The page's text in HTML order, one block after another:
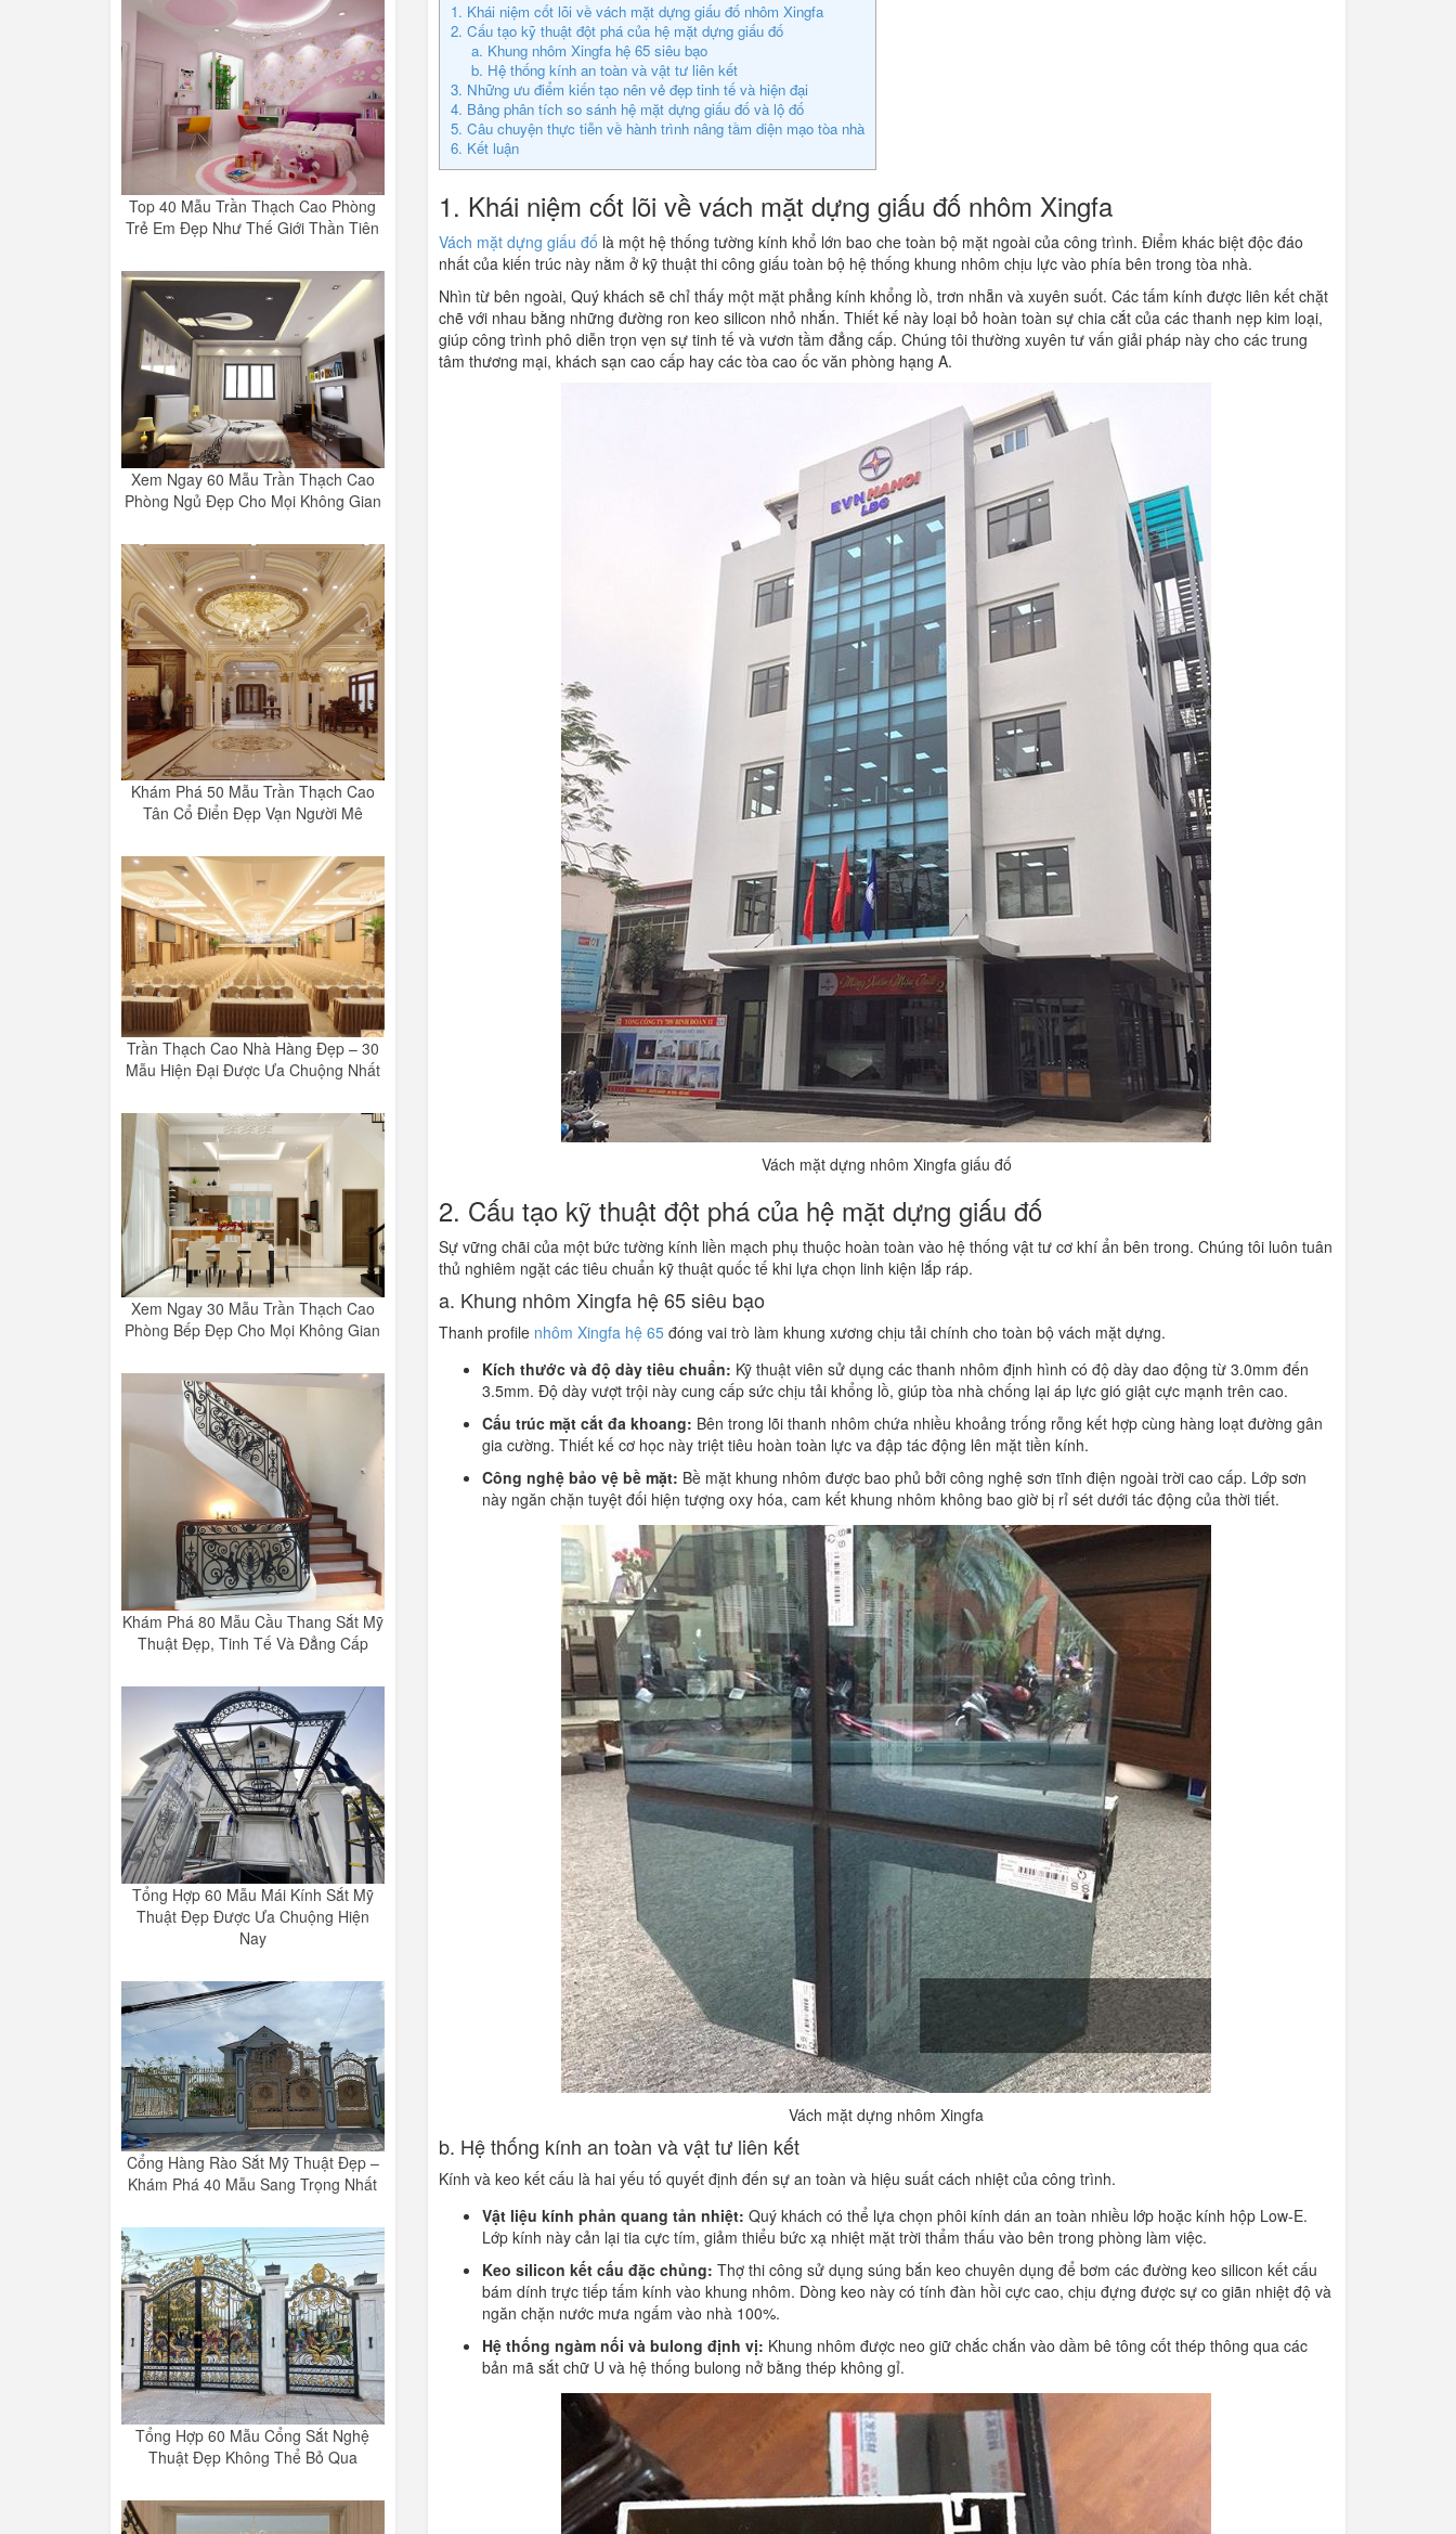
Top 40 Mẫu Trần Thạch Cao Phòng
Trẻ Em Đẹp Như Thế Giới Thần Tiên
Xem Ngay 60 Mẫu Trần Thạch Cao
Phòng Ngủ Đẹp Cho Mọi Không Gian
Khám Phá 50 Mẫu Trần Thạch Cao
Tân Cổ Điển Đẹp Vạn Người Mê
Trần Thạch Cao Nhà Hàng Đẹp – 30
Mẫu Hiện Đại Được Ưa Chuộng Nhất
Xem Ngay 30 Mẫu Trần Thạch Cao
Phòng Bếp Đẹp Cho Mọi Không Gian
Khám Phá 80 Mẫu Cầu Thang Sắt Mỹ
Thuật Đẹp, Tinh Tế Và Đẳng Cấp
Tổng Hợp 60 Mẫu Mái Kính Sắt Mỹ
Thuật Đẹp Được Ưa Chuộng Hiện
Nay
Cổng Hàng Rào Sắt Mỹ Thuật Đẹp –
Khám Phá 40 Mẫu Sang Trọng Nhất
Tổng Hợp 60 Mẫu Cổng Sắt Nghệ
Thuật Đẹp Không Thể Bỏ Qua
1. Khái niệm cốt lõi về vách mặt dựng giấu đố nhôm Xingfa
2. Cấu tạo kỹ thuật đột phá của hệ mặt dựng giấu đố
a. Khung nhôm Xingfa hệ 65 siêu bạo
b. Hệ thống kính an toàn và vật tư liên kết
3. Những ưu điểm kiến tạo nên vẻ đẹp tinh tế và hiện đại
4. Bảng phân tích so sánh hệ mặt dựng giấu đố và lộ đố
5. Câu chuyện thực tiễn về hành trình nâng tầm diện mạo tòa nhà
6. Kết luận
1. Khái niệm cốt lõi về vách mặt dựng giấu đố nhôm Xingfa
Vách mặt dựng giấu đố là một hệ thống tường kính khổ lớn bao che toàn bộ mặt ngoài của công trình. Điểm khác biệt độc đáo
nhất của kiến trúc này nằm ở kỹ thuật thi công giấu toàn bộ hệ thống khung nhôm chịu lực vào phía bên trong tòa nhà.
Nhìn từ bên ngoài, Quý khách sẽ chỉ thấy một mặt phẳng kính khổng lồ, trơn nhẵn và xuyên suốt. Các tấm kính được liên kết chặt
chẽ với nhau bằng những đường ron keo silicon nhỏ nhắn. Thiết kế này loại bỏ hoàn toàn sự chia cắt của các thanh nẹp kim loại,
giúp công trình phô diễn trọn vẹn sự tinh tế và vươn tầm đẳng cấp. Chúng tôi thường xuyên tư vấn giải pháp này cho các trung
tâm thương mại, khách sạn cao cấp hay các tòa cao ốc văn phòng hạng A.
Vách mặt dựng nhôm Xingfa giấu đố
2. Cấu tạo kỹ thuật đột phá của hệ mặt dựng giấu đố
Sự vững chãi của một bức tường kính liền mạch phụ thuộc hoàn toàn vào hệ thống vật tư cơ khí ẩn bên trong. Chúng tôi luôn tuân
thủ nghiêm ngặt các tiêu chuẩn kỹ thuật quốc tế khi lựa chọn linh kiện lắp ráp.
a. Khung nhôm Xingfa hệ 65 siêu bạo
Thanh profile nhôm Xingfa hệ 65đóng vai trò làm khung xương chịu tải chính cho toàn bộ vách mặt dựng.
Kích thước và độ dày tiêu chuẩn: Kỹ thuật viên sử dụng các thanh nhôm định hình có độ dày dao động từ 3.0mm đến
3.5mm. Độ dày vượt trội này cung cấp sức chịu tải khổng lồ, giúp tòa nhà chống lại áp lực gió giật cực mạnh trên cao.
Cấu trúc mặt cắt đa khoang: Bên trong lõi thanh nhôm chứa nhiều khoảng trống rỗng kết hợp cùng hàng loạt đường gân
gia cường. Thiết kế cơ học này triệt tiêu hoàn toàn lực va đập tác động lên mặt tiền kính.
Công nghệ bảo vệ bề mặt: Bề mặt khung nhôm được bao phủ bởi công nghệ sơn tĩnh điện ngoài trời cao cấp. Lớp sơn
này ngăn chặn tuyệt đối hiện tượng oxy hóa, cam kết khung nhôm không bao giờ bị rỉ sét dưới tác động của thời tiết.
Vách mặt dựng nhôm Xingfa
b. Hệ thống kính an toàn và vật tư liên kết
Kính và keo kết cấu là hai yếu tố quyết định đến sự an toàn và hiệu suất cách nhiệt của công trình.
Vật liệu kính phản quang tản nhiệt: Quý khách có thể lựa chọn phôi kính dán an toàn nhiều lớp hoặc kính hộp Low-E.
Lớp kính này cản lại tia cực tím, giảm thiểu bức xạ nhiệt mặt trời thẩm thấu vào bên trong phòng làm việc.
Keo silicon kết cấu đặc chủng: Thợ thi công sử dụng súng bắn keo chuyên dụng để bơm các đường keo silicon kết cấu
bám dính trực tiếp tấm kính vào khung nhôm. Dòng keo này có tính đàn hồi cực cao, chịu đựng được sự co giãn nhiệt độ và
ngăn chặn nước mưa ngấm vào nhà 100%.
Hệ thống ngàm nối và bulong định vị: Khung nhôm được neo giữ chắc chắn vào dầm bê tông cốt thép thông qua các
bản mã sắt chữ U và hệ thống bulong nở bằng thép không gỉ.